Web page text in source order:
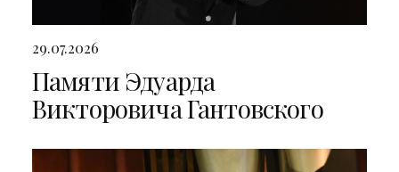
29.07.2026
Памяти Эдуарда
Викторовича Гантовского